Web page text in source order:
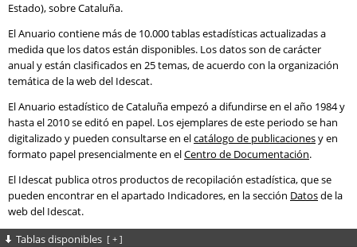
Estado), sobre Cataluña.
El Anuario contiene más de 10.000 tablas estadísticas actualizadas a
medida que los datos están disponibles. Los datos son de carácter
anual y están clasificados en 25 temas, de acuerdo con la organización
temática de la web del Idescat.
El Anuario estadístico de Cataluña empezó a difundirse en el año 1984 y
hasta el 2010 se editó en papel. Los ejemplares de este periodo se han
digitalizado y pueden consultarse en elcatálogo de publicacionesy en
formato papel presencialmente en elCentro de Documentación.
El Idescat publica otros productos de recopilación estadística, que se
pueden encontrar en el apartado Indicadores, en la sección Datosde la
web del Idescat.
Tablas disponibles [ + ]